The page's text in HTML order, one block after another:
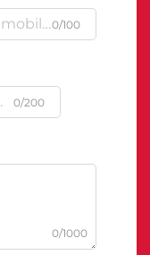
0/100
0/200
0/1000